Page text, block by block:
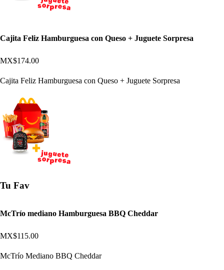
Cajita Feliz Hamburguesa con Queso + Juguete Sorpresa
MX$174.00
Cajita Feliz Hamburguesa con Queso + Juguete Sorpresa
Tu Fav
McTrío mediano Hamburguesa BBQ Cheddar
MX$115.00
McTrío Mediano BBQ Cheddar